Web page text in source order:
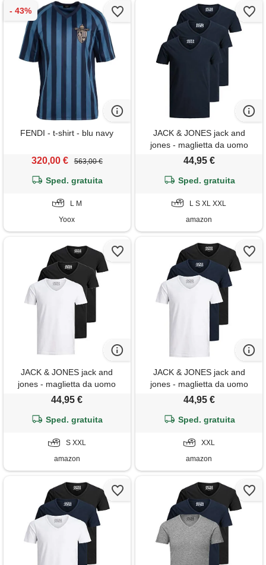
FENDI - t-shirt - blu navy
320,00 € 563,00 €
Sped. gratuita
L M
Yoox
JACK & JONES jack and
jones - maglietta da uomo
basic con scollo a v,
slim fit, in bianco, nero, blu,
44,95 €
Sped. gratuita
L S XL XXL
amazon
JACK & JONES jack and
jones - maglietta da uomo
basic con scollo a v,
slim fit, in bianco, nero, blu,
44,95 €
Sped. gratuita
S XXL
amazon
JACK & JONES jack and
jones - maglietta da uomo
basic con scollo a v,
slim fit, in bianco, nero, blu,
44,95 €
Sped. gratuita
XXL
amazon